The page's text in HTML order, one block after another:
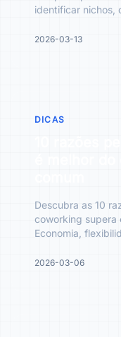
identificar nichos,
2026-03-13
DICAS
Descubra as 10
coworking supera
Economia,
2026-03-06